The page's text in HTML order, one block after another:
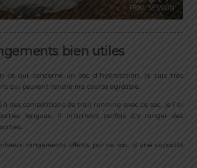
bien utiles
ce qui concerne un sac d’hydratation. Je suis très
qui peuvent rendre ma course agréable.
à des compétitions de trail running avec ce sac, je l’ai
longues. Il m’arrivait parfois d’y ranger des
rangements offerts par ce sac, d’une capacité